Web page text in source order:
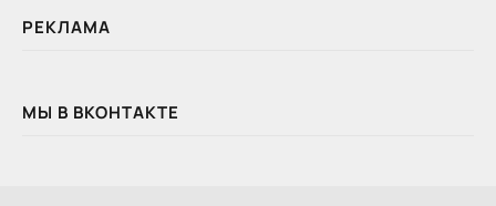
РЕКЛАМА
МЫ В ВКОНТАКТЕ